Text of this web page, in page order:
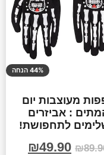
44% הנחה
מעוצבות יום
: אביזרים
לתחפושת!
₪
₪49.90